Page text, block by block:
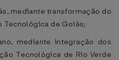
mediante transformação do
Tecnológica de Goiás;
mediante integração dos
Tecnológica de Rio Verde